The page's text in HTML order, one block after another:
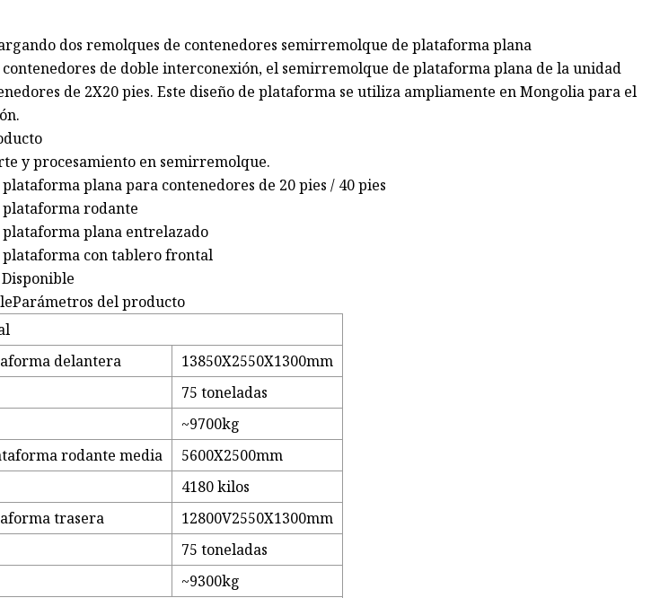
dos remolques de contenedores semirremolque de plataforma plana
de doble interconexión, el semirremolque de plataforma plana de la unidad
de 2X20 pies. Este diseño de plataforma se utiliza ampliamente en Mongolia para el
y procesamiento en semirremolque.
plana para contenedores de 20 pies / 40 pies
rodante
plana entrelazado
con tablero frontal
Disponible
del producto
delantera
13850X2550X1300mm
75 toneladas
~9700kg
rodante media
5600X2500mm
4180 kilos
trasera
12800V2550X1300mm
75 toneladas
~9300kg